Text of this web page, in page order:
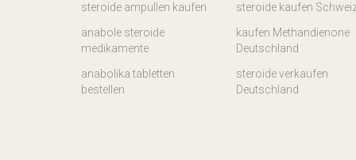
steroide ampullen kaufen
anabole steroide
medikamente
anabolika tabletten
bestellen
steroide kaufen
kaufen Methandienone
Deutschland
steroide verkaufen
Deutschland